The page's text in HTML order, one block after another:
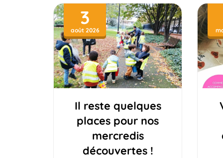
Il reste quelques
places pour nos
mercredis
découvertes !
3
août 2026